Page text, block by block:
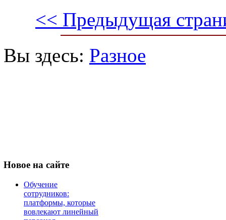
<< Предыдущая
Вы здесь: Разное
Новое на сайте
Обучение
сотрудников:
платформы, которые
вовлекают линейный